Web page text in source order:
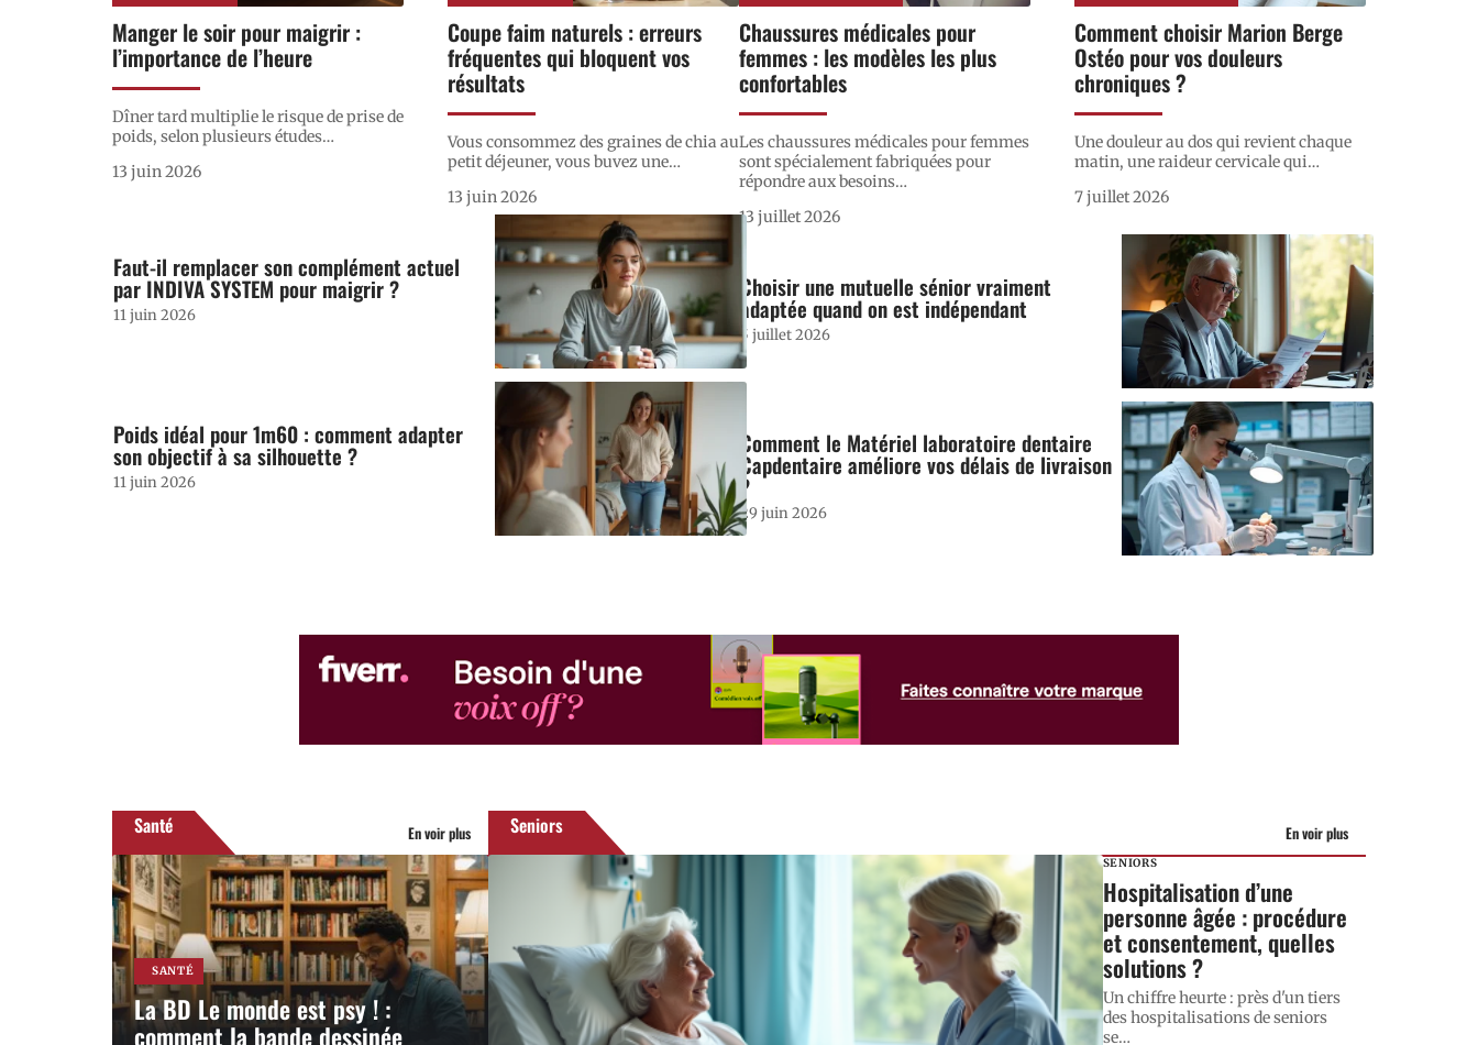
Manger le soir pour maigrir :
l’importance de l’heure
Dîner tard multiplie le risque de prise de
poids, selon plusieurs études…
13 juin 2026
Coupe faim naturels : erreurs
fréquentes qui bloquent vos
résultats
Vous consommez des graines de chia au
petit déjeuner, vous buvez une…
13 juin 2026
Faut-il remplacer son complément actuel
par INDIVA SYSTEM pour maigrir ?
11 juin 2026
Poids idéal pour 1m60 : comment adapter
son objectif à sa silhouette ?
11 juin 2026
Chaussures médicales pour
femmes : les modèles les plus
confortables
Les chaussures médicales pour femmes
sont spécialement fabriquées pour
répondre aux besoins…
13 juillet 2026
Comment choisir Marion Berge
Ostéo pour vos douleurs
chroniques ?
Une douleur au dos qui revient chaque
matin, une raideur cervicale qui…
7 juillet 2026
Choisir une mutuelle sénior vraiment
adaptée quand on est indépendant
5 juillet 2026
Comment le Matériel laboratoire dentaire
Capdentaire améliore vos délais de livraison
?
29 juin 2026
Santé En voir plus
SANTÉ
La BD Le monde est psy ! :
comment la bande dessinée
Seniors En voir plus
SENIORS
Hospitalisation d’une
personne âgée : procédure
et consentement, quelles
solutions ?
Un chiffre heurte : près d'un tiers
des hospitalisations de seniors
se…